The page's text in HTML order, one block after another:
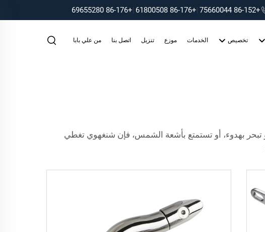
+86-152 75660044
+86-176 61800508
+86-176 69655280
تخصيص الخدمات موزع تنزيل اتصل بنا من علي بابا
تبحر بهدوء، أو تستمتع بأشعة الشمس، فإن شنغهوي تغطي